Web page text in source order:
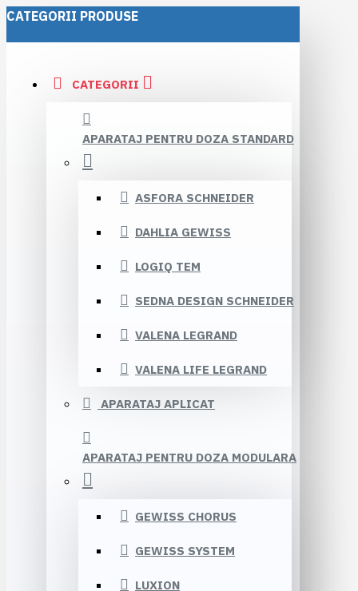
CATEGORII PRODUSE
CATEGORII
APARATAJ PENTRU DOZA STANDARD
ASFORA SCHNEIDER
DAHLIA GEWISS
LOGIQ TEM
SEDNA DESIGN SCHNEIDER
VALENA LEGRAND
VALENA LIFE LEGRAND
APARATAJ APLICAT
APARATAJ PENTRU DOZA MODULARA
GEWISS CHORUS
GEWISS SYSTEM
LUXION